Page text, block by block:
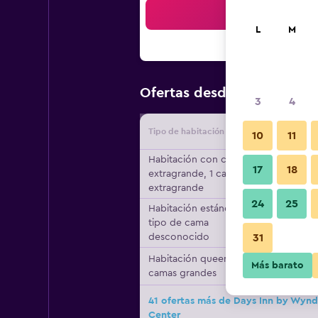
Ofertas desde Oferta
Tipo de habitación
Habitación con cama
extragrande, 1 cama
extragrande
Habitación estándar,
tipo de cama
desconocido
Habitación queen, 2
camas grandes
41 ofertas más de Days Inn by
Center
L M
3 4
10 11
17 18
24 25
31
Más barato